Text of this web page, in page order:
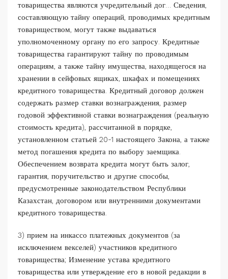
товарищества являются учредительный дог… Сведения,
составляющую тайну операций, проводимых кредитным
товариществом, могут также выдаваться
уполномоченному органу по его запросу. Кредитные
товарищества гарантируют тайну по проводимым
операциям, а также тайну имущества, находящегося на
хранении в сейфовых ящиках, шкафах и помещениях
кредитного товарищества. Кредитный договор должен
содержать размер ставки вознаграждения, размер
годовой эффективной ставки вознаграждения (реальную
стоимость кредита), рассчитанной в порядке,
установленном статьей 20-1 настоящего Закона, а также
метод погашения кредита по выбору заемщика.
Обеспечением возврата кредита могут быть залог,
гарантия, поручительство и другие способы,
предусмотренные законодательством Республики
Казахстан, договором или внутренними документами
кредитного товарищества.
3) прием на инкассо платежных документов (за
исключением векселей) участников кредитного
товарищества; Изменение устава кредитного
товарищества или утверждение его в новой редакции в